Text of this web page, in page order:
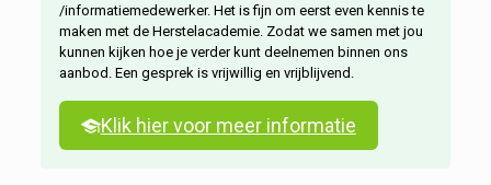
/informatiemedewerker. Het is fijn om eerst even kennis te
maken met de Herstelacademie. Zodat we samen met jou
kunnen kijken hoe je verder kunt deelnemen binnen ons
aanbod. Een gesprek is vrijwillig en vrijblijvend.
Klik hier voor meer informatie